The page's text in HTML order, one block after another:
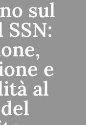
sul
e
al